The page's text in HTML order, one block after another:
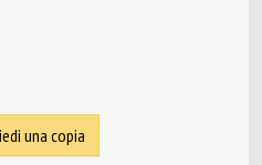
una copia